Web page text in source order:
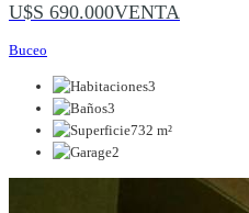
U$S 690.000VENTA
Buceo
3
3
732 m²
2